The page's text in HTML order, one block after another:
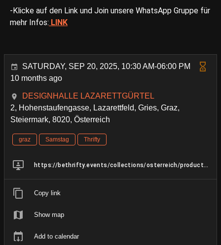
-Klicke auf den Link und Join unsere WhatsApp Gruppe für
mehr Infos: LINK
SATURDAY, SEP 20, 2025, 10:30 AM-06:00 PM
10 months ago
DESIGNHALLE LAZARETTGÜRTEL
2, Hohenstaufengasse, Lazarettfeld, Gries, Graz,
Steiermark, 8020, Österreich
graz Samstag Thrifty
https://bethrifty.events/collections/osterreich/products/graz-20-21-september-vintage-preloved-sale
Copy link
Show map
Add to calendar